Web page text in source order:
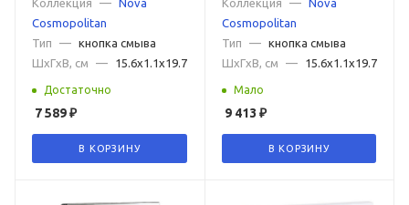
Коллекция
— Nova
Cosmopolitan
Тип
— кнопка смыва
ШxГxВ, см
— 15.6x1.1x19.7
Достаточно
7 589₽
В КОРЗИНУ
Коллекция
—
Nova
Cosmopolitan
Тип
—
кнопка смыва
ШxГxВ, см
— 15.6x1.1x19.7
Мало
9 413 ₽
В КОРЗИНУ